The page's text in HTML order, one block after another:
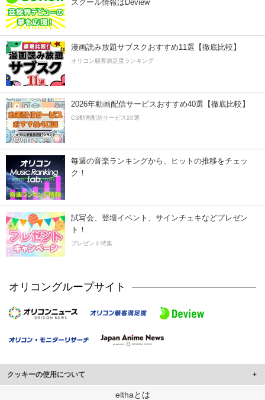
スクール情報はDeview
漫画読み放題サブスクおすすめ11選【徹底比較】
オリコン顧客満足度ランキング
2026年動画配信サービスおすすめ40選【徹底比較】
CS動画配信サービス20選
毎週の音楽ランキングから、ヒットの推移をチェッ
ク！
試写会、登壇イベント、サインチェキなどプレゼン
ト！
プレゼント特集
オリコングループサイト
クッキーの使用について
このサイトでは Cookie を使用して、ユーザーに合わせたコンテンツや広告の
elthaとは